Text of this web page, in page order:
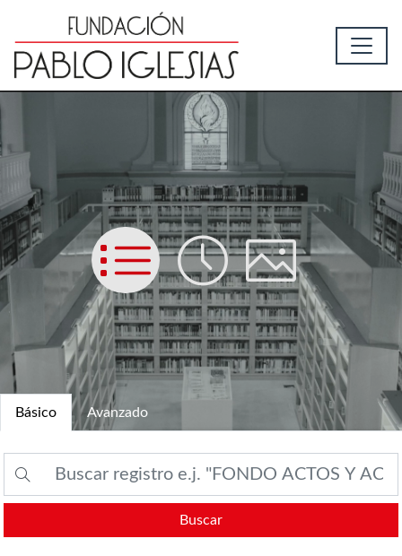
List Time Picture
Básico Avanzado
Buscar